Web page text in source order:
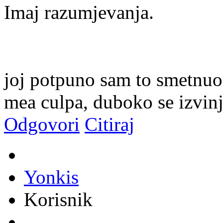
Imaj razumjevanja.
joj potpuno sam to
mea culpa, duboko se
Odgovori Citiraj
Yonkis
Korisnik